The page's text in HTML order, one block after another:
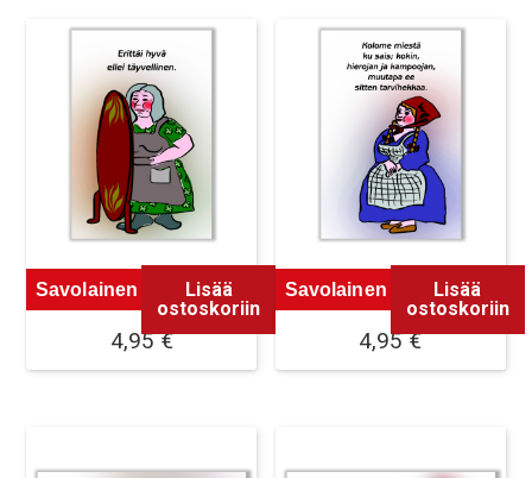
Savolainen Magneetti 3
4,95€
Lisää
ostoskoriin
Savolainen Magneetti 4
4,95€
Lisää
ostoskoriin